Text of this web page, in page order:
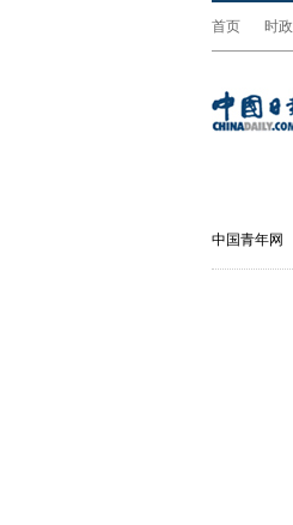
首页 时政
中国青年网